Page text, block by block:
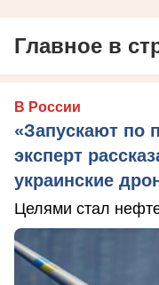
Главное в
В России
«Запускают по
эксперт
украинские
Целями стал